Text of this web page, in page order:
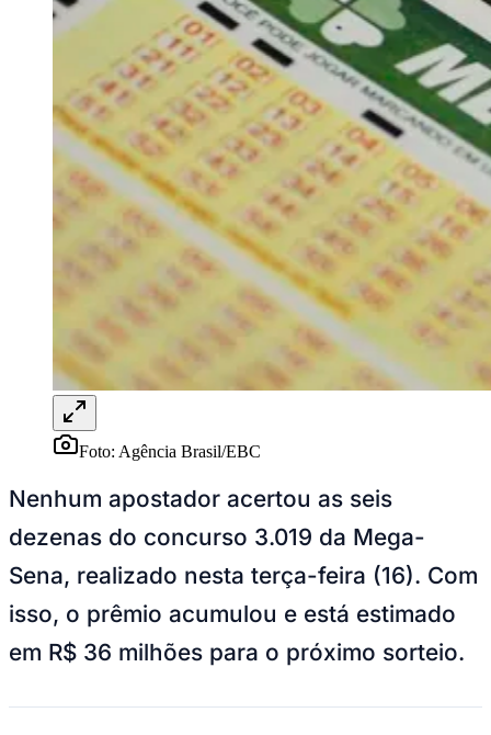
Para Sua Empresa
Anuncie Regional
Guia de Empresas
Vagas na Região
Novo
Hub de Negócios
Guia Comercial
Selo Verificado
Portal Educacional
Agenda de Vestibulares
Vagas de Emprego
Concursos
Panorama Econômico
Panorama Econômico
Para Sua Empresa
Anuncie no Portal
Verificar Empresa
Anunciar Vagas
Novo
Publicidade Legal
NBA
Fórmula 1
Tênis (ATP)
NHL
Atletismo
Vôlei
Foto: Agência Brasil/EBC
Nenhum apostador acertou as seis
dezenas do concurso 3.019 da Mega-
Sena, realizado nesta terça-feira (16). Com
isso, o prêmio acumulou e está estimado
em R$ 36 milhões para o próximo sorteio.